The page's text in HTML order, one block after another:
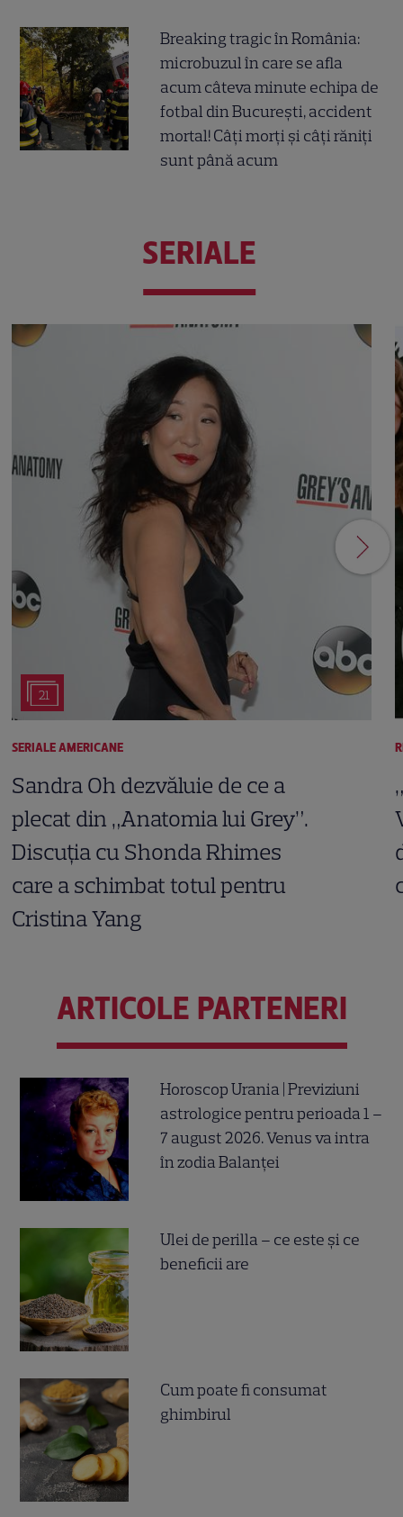
Breaking tragic în România:
microbuzul în care se afla
acum câteva minute echipa de
fotbal din București, accident
mortal! Câți morți și câți răniți
sunt până acum
SERIALE
21
SERIALE AMERICANE
Sandra Oh dezvăluie de ce a
plecat din „Anatomia lui Grey”.
Discuția cu Shonda Rhimes
care a schimbat totul pentru
Cristina Yang
ARTICOLE PARTENERI
Horoscop Urania | Previziuni
astrologice pentru perioada 1 –
7 august 2026. Venus va intra
în zodia Balanței
Ulei de perilla – ce este și ce
beneficii are
Cum poate fi consumat
ghimbirul